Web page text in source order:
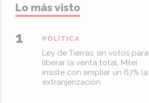
Lo más visto
Ley de Tierras: sin votos para
liberar la venta total, Milei
insiste con ampliar un 67% la
extranjerización
POLÍTICA